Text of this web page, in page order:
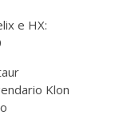
e HX:
Klon